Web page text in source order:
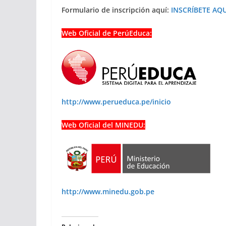
Formulario de inscripción aquí: INSCRÍBETE
Web Oficial de PerúEduca:
http://www.perueduca.pe/inicio
Web Oficial del MINEDU:
http://www.minedu.gob.pe